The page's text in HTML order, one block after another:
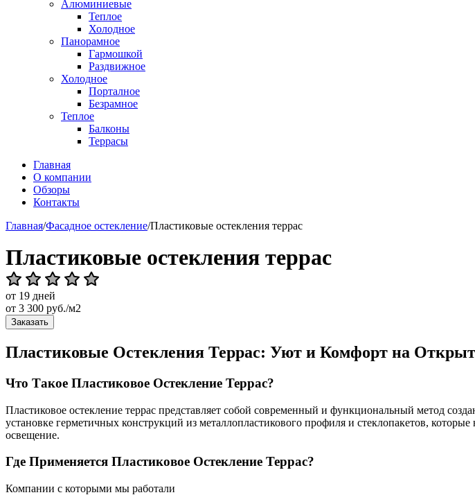
Алюминиевые
Теплое
Холодное
Панорамное
Гармошкой
Раздвижное
Холодное
Порталное
Безрамное
Теплое
Балконы
Террасы
Главная
О компании
Обзоры
Контакты
Главная/Фасадное остекление/Пластиковые остекления террас
Пластиковые остекления террас
от 19 дней
от 3 300 руб./м2
Заказать
Пластиковые Остекления Террас: Уют и Комфорт на
Что Такое Пластиковое Остекление Террас?
Пластиковое остекление террас представляет собой современный и функциональный метод
установке герметичных конструкций из металлопластикового профиля и стеклопакетов,
освещение.
Где Применяется Пластиковое Остекление Террас?
Компании с которыми мы работали